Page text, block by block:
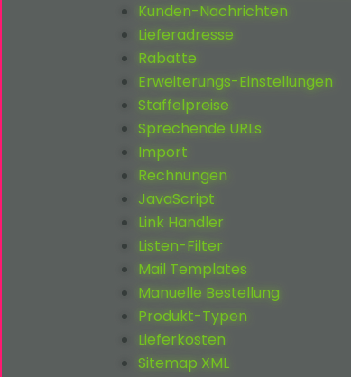
Kunden-Nachrichten
Lieferadresse
Rabatte
Erweiterungs-Einstellungen
Staffelpreise
Sprechende URLs
Import
Rechnungen
JavaScript
Link Handler
Listen-Filter
Mail Templates
Manuelle Bestellung
Produkt-Typen
Lieferkosten
Sitemap XML